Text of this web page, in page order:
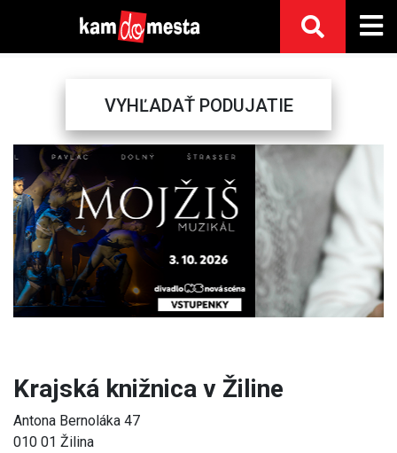
VYHĽADAŤ PODUJATIE
Previous
Krajská knižnica v Žiline
Antona Bernoláka 47
010 01 Žilina